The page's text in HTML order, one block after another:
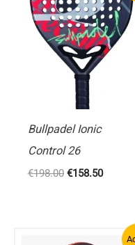
Bullpadel Ionic
Control 26
€198.00 Oorspronkelijke
€158.50Huidige